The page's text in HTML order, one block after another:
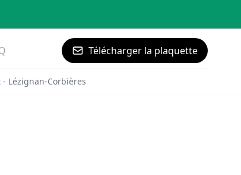
Télécharger la plaquette
Lézignan-Corbières